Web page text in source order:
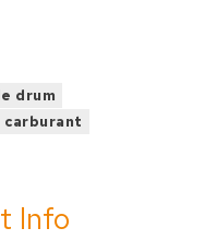
drum
Info